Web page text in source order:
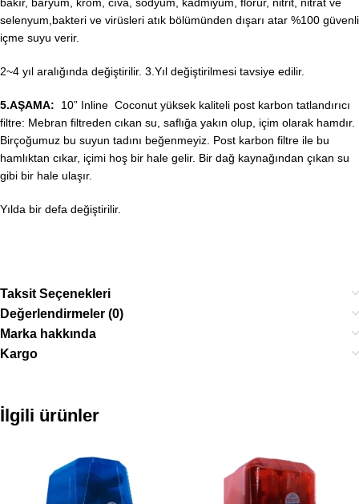
bakır, baryum, krom, cıva, sodyum, kadmiyum, florür, nitrit, nitrat ve
selenyum,bakteri ve virüsleri atık bölümünden dışarı atar %100 güvenli
içme suyu verir.
2~4 yıl aralığında değiştirilir. 3.Yıl değiştirilmesi tavsiye edilir.
5.AŞAMA: 10” Inline Coconut yüksek kaliteli post karbon tatlandırıcı
filtre: Mebran filtreden cıkan su, saflığa yakın olup, içim olarak hamdır.
Birçoğumuz bu suyun tadını beğenmeyiz. Post karbon filtre ile bu
hamlıktan cıkar, içimi hoş bir hale gelir. Bir dağ kaynağından çıkan su
gibi bir hale ulaşır.
Yılda bir defa değiştirilir.
Taksit Seçenekleri
Değerlendirmeler (0)
Marka hakkında
Kargo
İlgili ürünler